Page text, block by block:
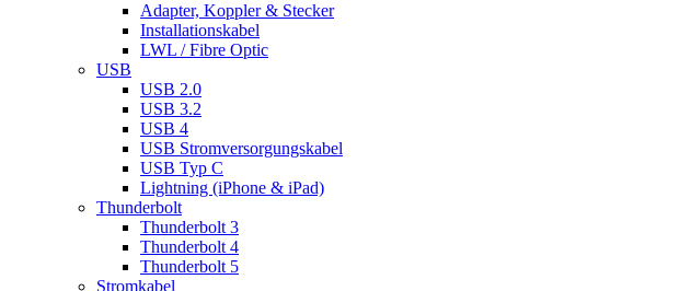
Adapter, Koppler & Stecker
Installationskabel
LWL / Fibre Optic
USB
USB 2.0
USB 3.2
USB 4
USB Stromversorgungskabel
USB Typ C
Lightning (iPhone & iPad)
Thunderbolt
Thunderbolt 3
Thunderbolt 4
Thunderbolt 5
Stromkabel